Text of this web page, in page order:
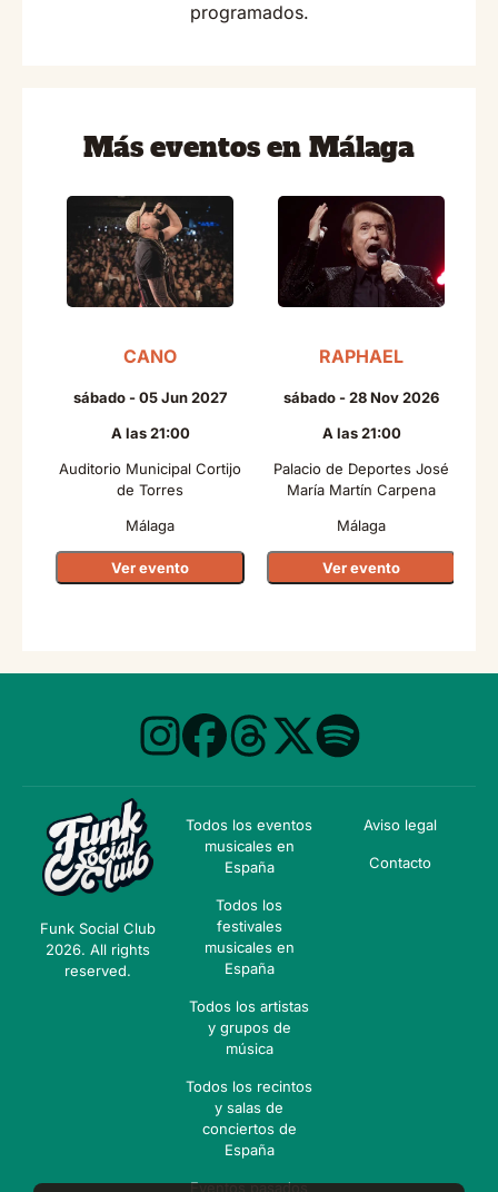
programados.
Más eventos en Málaga
CANO
sábado - 05 Jun 2027
A las 21:00
Auditorio Municipal Cortijo
de Torres
Málaga
Ver evento
RAPHAEL
sábado - 28 Nov 2026
A las 21:00
Palacio de Deportes José
María Martín Carpena
Málaga
Ver evento
Funk Social Club
2026. All rights
reserved.
Todos los eventos
musicales en
España
Todos los
festivales
musicales en
España
Todos los artistas
y grupos de
música
Todos los recintos
y salas de
conciertos de
España
Eventos pasados
Aviso legal
Contacto